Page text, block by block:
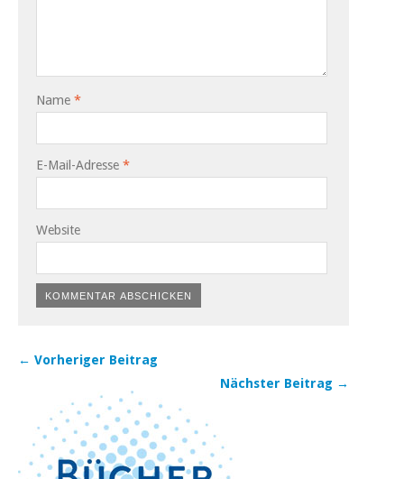
Name *
E-Mail-Adresse *
Website
← Vorheriger Beitrag
Nächster Beitrag →